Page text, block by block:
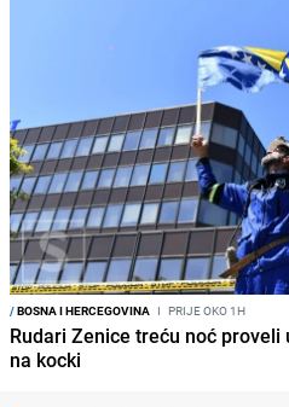
/BOSNA I HERCEGOVINA I PRIJE OKO 1H
Rudari Zenice treću noć
na kocki